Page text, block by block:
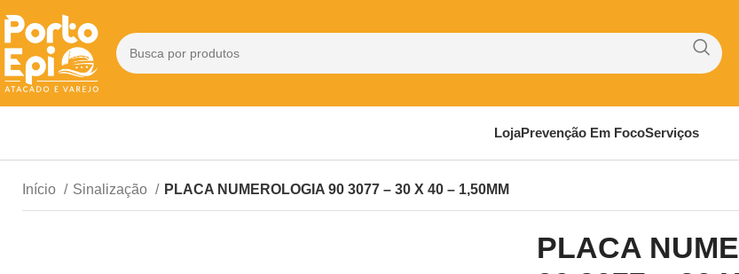
LojaPrevenção Em FocoServiços
Início Sinalização PLACA NUMEROLOGIA 90 3077 – 30 X 40 – 1,50MM
PLACA